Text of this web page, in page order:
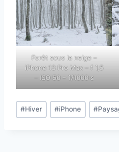
Forêt sous la neige –
iPhone 13 Pro Max – f 1,5
– ISO 50 – 1/1000 s
Étiquettes
de
#Hiver #iPhone #